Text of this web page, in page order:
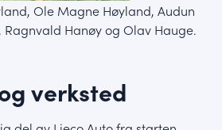
Ole Magne Høyland, Audun
Ragnvald Hanøy og Olav Hauge.
verksted